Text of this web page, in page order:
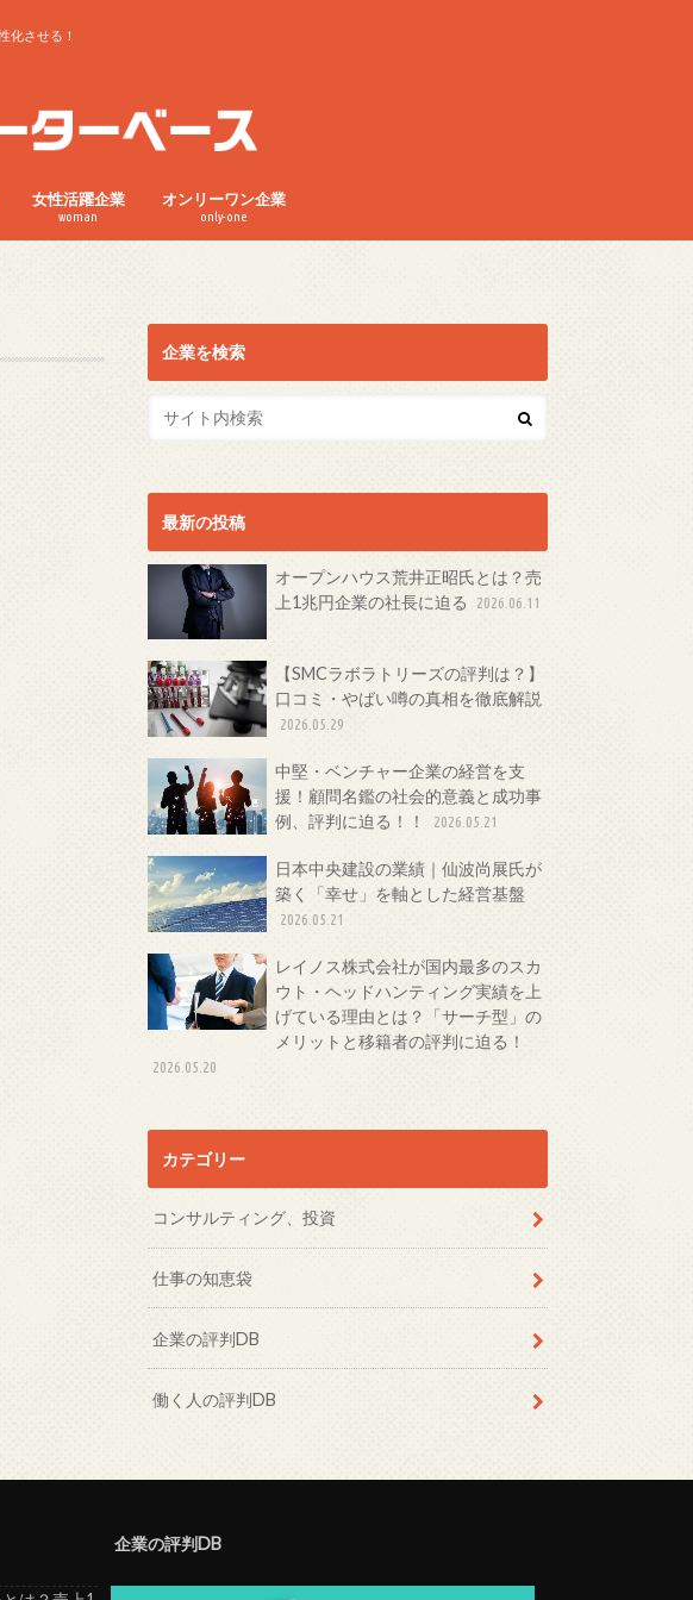
化させる！
女性活躍企業
woman
オンリーワン企業
only-one
企業を検索
最新の投稿
オープンハウス荒井正昭氏とは？売
上1兆円企業の社長に迫る
2026.06.11
【SMCラボラトリーズの評判は？】
口コミ・やばい噂の真相を徹底解説
2026.05.29
中堅・ベンチャー企業の経営を支
援！顧問名鑑の社会的意義と成功事
例、評判に迫る！！
2026.05.21
日本中央建設の業績｜仙波尚展氏が
築く「幸せ」を軸とした経営基盤
2026.05.21
レイノス株式会社が国内最多のスカ
ウト・ヘッドハンティング実績を上
げている理由とは？「サーチ型」の
メリットと移籍者の評判に迫る！
2026.05.20
カテゴリー
コンサルティング、投資
仕事の知恵袋
企業の評判DB
働く人の評判DB
企業の評判DB